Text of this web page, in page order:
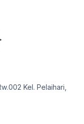
Kel. Pelaihari